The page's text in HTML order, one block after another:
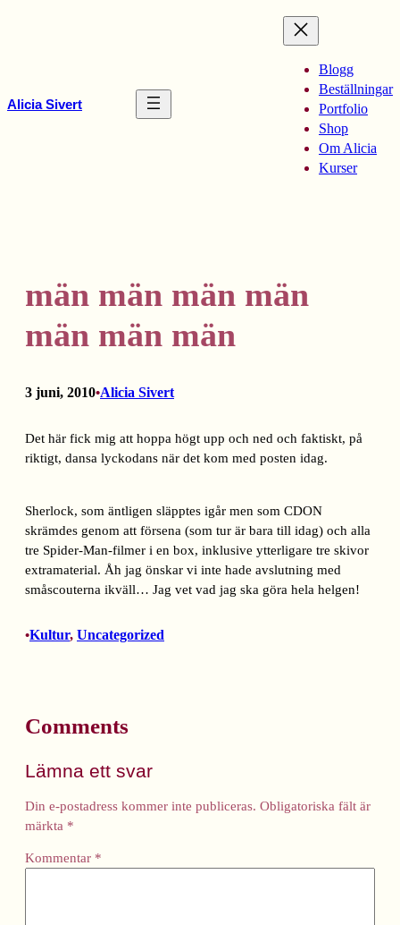
Alicia Sivert
Blogg
Beställningar
Portfolio
Shop
Om Alicia
Kurser
män män män män
män män män
3 juni, 2010•Alicia Sivert
Det här fick mig att hoppa högt upp och ned och faktiskt, på
riktigt, dansa lyckodans när det kom med posten idag.
Sherlock, som äntligen släpptes igår men som CDON
skrämdes genom att försena (som tur är bara till idag) och alla
tre Spider-Man-filmer i en box, inklusive ytterligare tre skivor
extramaterial. Åh jag önskar vi inte hade avslutning med
småscouterna ikväll… Jag vet vad jag ska göra hela helgen!
•Kultur, Uncategorized
Comments
Lämna ett svar
Din e-postadress kommer inte publiceras. Obligatoriska fält är
märkta *
Kommentar *